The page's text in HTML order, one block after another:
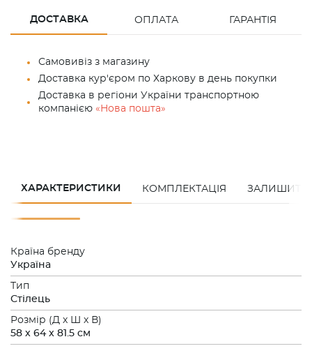
ДОСТАВКА ОПЛАТА ГАРАНТІЯ
Самовивіз з магазину
Доставка кур'єром по Харкову в день покупки
Доставка в регіони України транспортною
компанією «Нова пошта»
ХАРАКТЕРИСТИКИ КОМПЛЕКТАЦІЯ ЗАЛИШИТИ
Країна бренду
Україна
Тип
Стілець
Розмiр (Д x Ш x В)
58 x 64 x 81.5 см